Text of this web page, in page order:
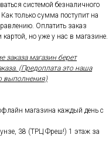
системой безналичного
только сумма поступит на
Оплатить заказ
но уже у нас в магазине.
магазин берет
(Предоплата это наша
выполнения)
магазина каждый день с
38 (ТРЦ Фреш!) 1 этаж за